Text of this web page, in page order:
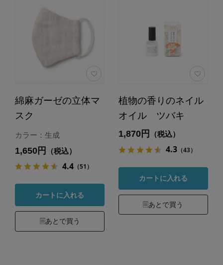
綿麻ガーゼの立体マ
スク
カラー：生成
1,650円 （税込）
4.4（51）
カートに入れる
あとで買う
植物の香りのネイル
オイル ツバキ
1,870円 （税込）
4.3（43）
カートに入れる
あとで買う